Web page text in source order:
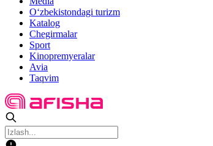
O‘zbekistondagi turizm
Katalog
Chegirmalar
Sport
Kinopremyeralar
Avia
Taqvim